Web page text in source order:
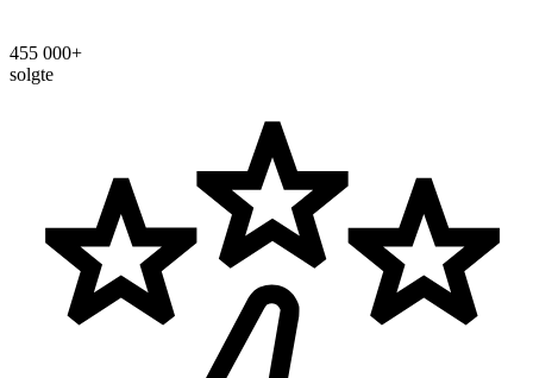
455 000+
solgte